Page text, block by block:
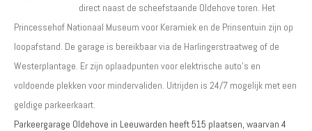
direct naast de scheefstaande Oldehove toren. Het
Princessehof Nationaal Museum voor Keramiek en de Prinsentuin zijn op
loopafstand. De garage is bereikbaar via de Harlingerstraatweg of de
Westerplantage. Er zijn oplaadpunten voor elektrische auto's en
voldoende plekken voor mindervaliden. Uitrijden is 24/7 mogelijk met een
geldige parkeerkaart.
Parkeergarage Oldehove in Leeuwarden heeft515 plaatsen, waarvan 4